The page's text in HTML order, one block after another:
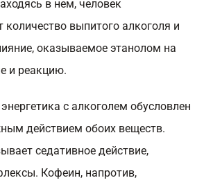
в нем, человек
количество выпитого алкоголя и
оказываемое этанолом на
и реакцию.
с алкоголем обусловлен
действием обоих веществ.
седативное действие,
Кофеин, напротив,